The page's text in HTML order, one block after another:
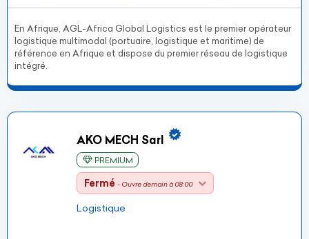
En Afrique, AGL-Africa Global Logistics est le premier opérateur
logistique multimodal (portuaire, logistique et maritime) de
référence en Afrique et dispose du premier réseau de logistique
intégré.
AKO MECH Sarl
PREMIUM
Fermé - Ouvre demain à 08:00
Logistique